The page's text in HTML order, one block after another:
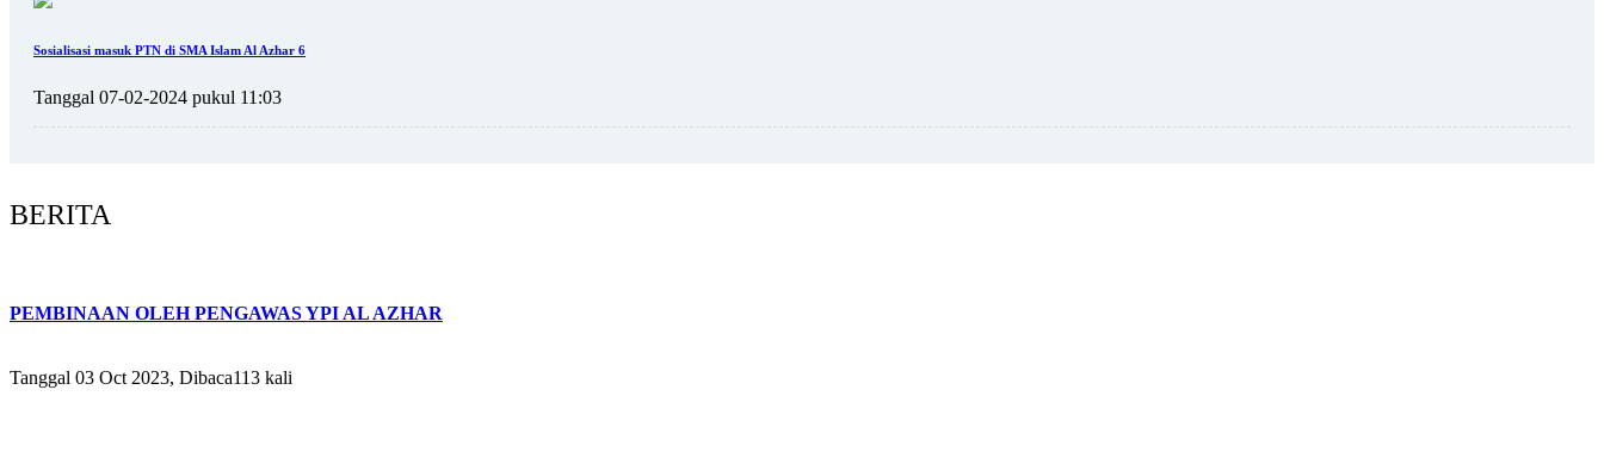
Sosialisasi masuk PTN di SMA Islam Al Azhar 6
Tanggal 07-02-2024 pukul 11:03
BERITA
PEMBINAAN OLEH PENGAWAS YPI AL AZHAR
Tanggal 03 Oct 2023, Dibaca113 kali